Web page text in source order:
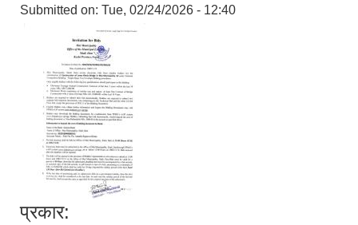
Submitted on: Tue, 02/24/2026 - 12:40
प्रकार: